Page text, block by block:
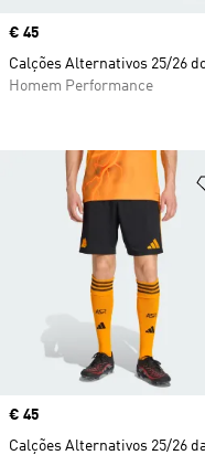
Price
€ 45
Calções Alternativos 25/26
Price
€ 45
Calções Alternativos 25/26
Homem Performance